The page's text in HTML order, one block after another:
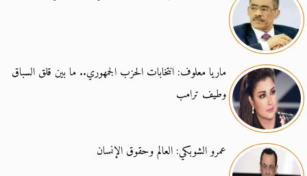
ماريا معلوف: انتخابات الحزب الجمهوري.. ما بين قلق السباق
وطيف ترامب
عمرو الشوبكي: العالم وحقوق الإنسان